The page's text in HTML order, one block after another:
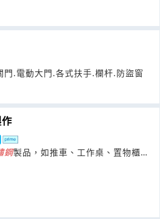
.電動大門.各式扶手.欄杆.防盜窗
鋼製品，如推車、工作桌、置物櫃